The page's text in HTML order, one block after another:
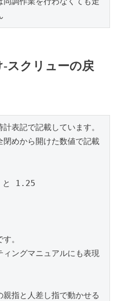
-スクリューの戻
表記で記載しています。
めから開けた数値で記載
と 1.25
。
ングマニュアルにも表現
指と人差し指で動かせる